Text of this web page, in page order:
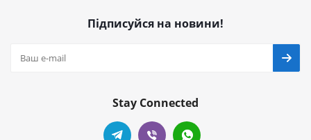
Підписуйся на новини!
Stay Connected